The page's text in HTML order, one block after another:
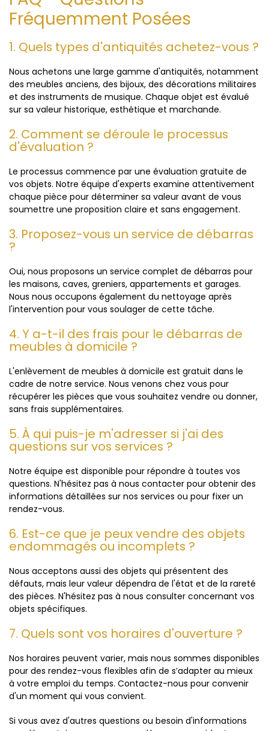
Fréquemment Posées
1. Quels types d'antiquités achetez-vous ?
Nous achetons une large gamme d'antiquités, notamment
des meubles anciens, des bijoux, des décorations militaires
et des instruments de musique. Chaque objet est évalué
sur sa valeur historique, esthétique et marchande.
2. Comment se déroule le processus
d'évaluation ?
Le processus commence par une évaluation gratuite de
vos objets. Notre équipe d'experts examine attentivement
chaque pièce pour déterminer sa valeur avant de vous
soumettre une proposition claire et sans engagement.
3. Proposez-vous un service de débarras
?
Oui, nous proposons un service complet de débarras pour
les maisons, caves, greniers, appartements et garages.
Nous nous occupons également du nettoyage après
l'intervention pour vous soulager de cette tâche.
4. Y a-t-il des frais pour le débarras de
meubles à domicile ?
L'enlèvement de meubles à domicile est gratuit dans le
cadre de notre service. Nous venons chez vous pour
récupérer les pièces que vous souhaitez vendre ou donner,
sans frais supplémentaires.
5. À qui puis-je m'adresser si j'ai des
questions sur vos services ?
Notre équipe est disponible pour répondre à toutes vos
questions. N'hésitez pas à nous contacter pour obtenir des
informations détaillées sur nos services ou pour fixer un
rendez-vous.
6. Est-ce que je peux vendre des objets
endommagés ou incomplets ?
Nous acceptons aussi des objets qui présentent des
défauts, mais leur valeur dépendra de l'état et de la rareté
des pièces. N'hésitez pas à nous consulter concernant vos
objets spécifiques.
7. Quels sont vos horaires d'ouverture ?
Nos horaires peuvent varier, mais nous sommes disponibles
pour des rendez-vous flexibles afin de s’adapter au mieux
à votre emploi du temps. Contactez-nous pour convenir
d'un moment qui vous convient.
Si vous avez d'autres questions ou besoin d'informations